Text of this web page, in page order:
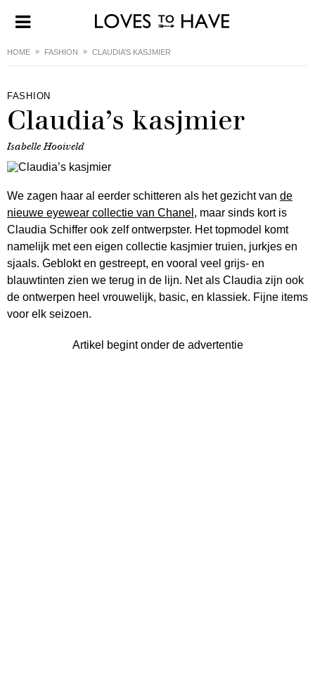
HOME FASHION CLAUDIA’S KASJMIER
FASHION
Claudia’s kasjmier
Isabelle Hooiveld
We zagen haar al eerder schitteren als het gezicht van de
nieuwe eyewear collectie van Chanel , maar sinds kort is
Claudia Schiffer ook zelf ontwerpster. Het topmodel komt
namelijk met een eigen collectie kasjmier truien, jurkjes en
sjaals. Geblokt en gestreept, en vooral veel grijs- en
blauwtinten zien we terug in de lijn. Net als Claudia zijn ook
de ontwerpen heel vrouwelijk, basic, en klassiek. Fijne items
voor elk seizoen.
Artikel begint onder de advertentie